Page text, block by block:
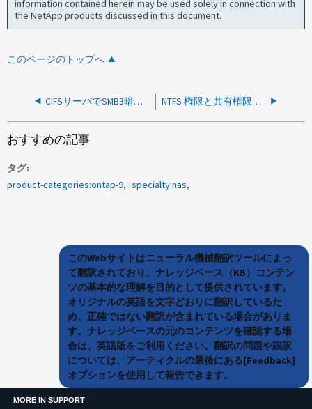
information contained herein may be used solely in connection with
the NetApp products discussed in this document.
このページのトップへ
CIFSサーバでSMB3暗号化を有効にする場合の考慮事項を教えてください。 NTFS 権限と共有権限の違いは何ですか？
おすすめの記事
タグ
product-categories:ontap-9
specialty:nas
このWebサイトはニューラル機械翻訳ツールによっ
て翻訳されており、ナレッジベース（KB）コンテン
ツの基本的な理解を目的として提供されています。
オリジナルの英語を文字どおりに翻訳しているた
め、正確ではない翻訳が含まれている場合がありま
す。ナレッジベースの元のコンテンツを確認する場
合は、英語版をご利用ください。翻訳の問題や誤訳
については、アーティクルの最後にある[Feedback]
オプションを使用して報告できます。
MORE IN SUPPORT